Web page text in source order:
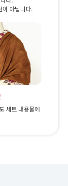
아닙니다.
세트 내용물에